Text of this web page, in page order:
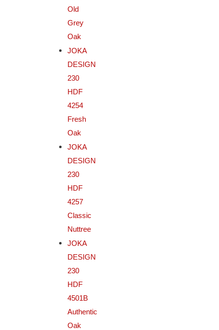
Old
Grey
Oak
JOKA
DESIGN
230
HDF
4254
Fresh
Oak
JOKA
DESIGN
230
HDF
4257
Classic
Nuttree
JOKA
DESIGN
230
HDF
4501B
Authentic
Oak